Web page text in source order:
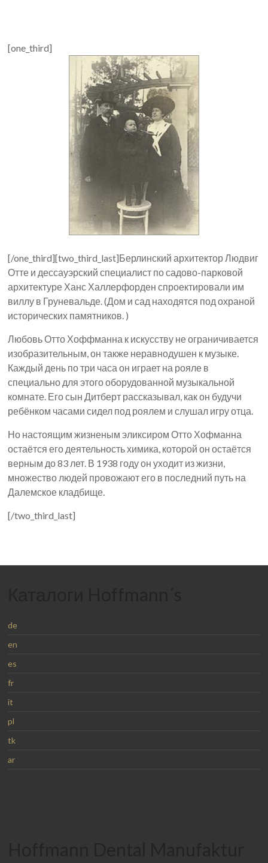
[one_third]
[/one_third][two_third_last]Берлинский архитектор Людвиг
Отте и дессауэрский специалист по садово-парковой
архитектуре Ханс Халлерфорден спроектировали им
виллу в Груневальде. (Дом и сад находятся под охраной
исторических памятников. )
Любовь Отто Хоффманна к искусству не ограничивается
изобразительным, он также неравнодушен к музыке.
Каждый день по три часа он играет на рояле в
специально для этого оборудованной музыкальной
комнате. Его сын Дитберт рассказывал, как он будучи
ребёнком часами сидел под роялем и слушал игру отца.
Но настоящим жизненым эликсиром Отто Хофманна
остаётся его деятельность химика, которой он остаётся
верным до 83 лет. В 1938 году он уходит из жизни,
множество людей провожают его в последний путь на
Далемское кладбище.
[/two_third_last]
de
en
es
fr
it
pl
tk
ar